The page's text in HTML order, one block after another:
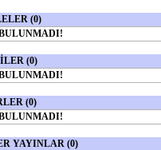
(0)
(0)
(0)
YAYINLAR (0)